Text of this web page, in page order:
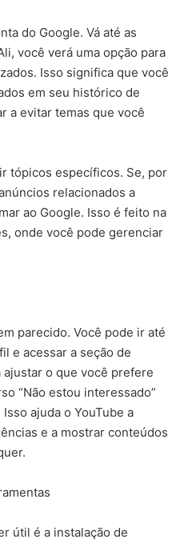
do Google. Vá até as
você verá uma opção para
Isso significa que você
em seu histórico de
a evitar temas que você
tópicos específicos. Se, por
relacionados a
ao Google. Isso é feito na
onde você pode gerenciar
parecido. Você pode ir até
e acessar a seção de
ajustar o que você prefere
“Não estou interessado”
ajuda o YouTube a
e a mostrar conteúdos
útil é a instalação de